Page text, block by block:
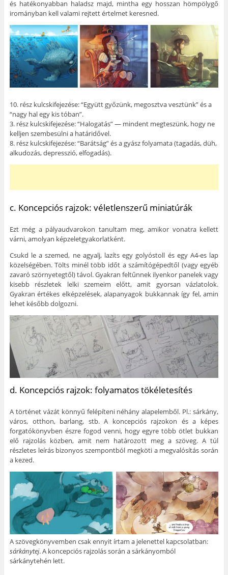
és hatékonyabban haladsz majd, mintha egy hosszan hömpölygő
irományban kell valami rejtett értelmet keresned.
10. rész kulcskifejezése: “Együtt győzünk, megosztva vesztünk” és a
“nagy hal egy kis tóban”.
3. rész kulcskifejezése: “Halogatás” — mindent megteszünk, hogy ne
kelljen szembesülni a határidővel.
8. rész kulcskifejezése: “Barátság” és a gyász folyamata (tagadás, düh,
alkudozás, depresszió, elfogadás).
c. Koncepciós rajzok: véletlenszerű miniatúrák
Ezt még a pályaudvarokon tanultam meg, amikor vonatra kellett
várni, amolyan képzeletgyakorlatként.
Csukd le a szemed, ne agyalj, lazíts egy golyóstoll és egy A4-es lap
közelségében. Tölts minél több időt a számítógépedtől (vagy egyéb
zavaró szörnyetegtől) távol. Gyakran feltűnnek ilyenkor panelek vagy
kisebb részletek lelki szemeim előtt, amit gyorsan vázlatolok.
Gyakran értékes elképzelések, alapanyagok bukkannak így fel, amin
lehet később dolgozni.
d. Koncepciós rajzok: folyamatos tökéletesítés
A történet vázát könnyű felépíteni néhány alapelemből. Pl.: sárkány,
város, otthon, barlang, stb. A koncepciós rajzokon és a képes
forgatókönyvben észre fogod venni, hogy egyre több ötlet bukkan
elő rajzolás közben, amit nem határozott meg a szöveg. A túl
részletes leírás bizonyos szempontból megköti a megvalósítás során
a kezed.
A szövegkönyvemben csak ennyit írtam a jelenettel kapcsolatban:
sárkánytej. A koncepciós rajzolás során a sárkányomból
sárkánytehén lett.